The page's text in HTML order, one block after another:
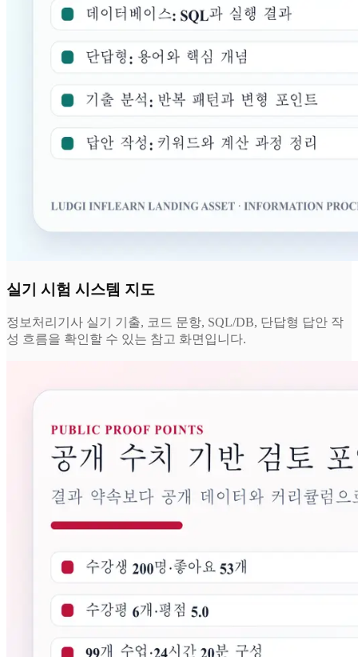
실기 시험 시스템 지도
정보처리기사 실기 기출, 코드 문항, SQL/DB, 단답형 답안 작
성 흐름을 확인할 수 있는 참고 화면입니다.